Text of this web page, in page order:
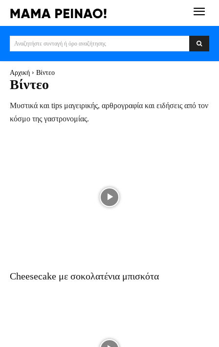
Αναζητήστε συνταγή ή όρο αναζήτησης
Αρχική Βίντεο
Βίντεο
Μυστικά και tips μαγειρικής, αρθρογραφία και ειδήσεις από τον
κόσμο της γαστρονομίας.
Cheesecake με σοκολατένια μπισκότα